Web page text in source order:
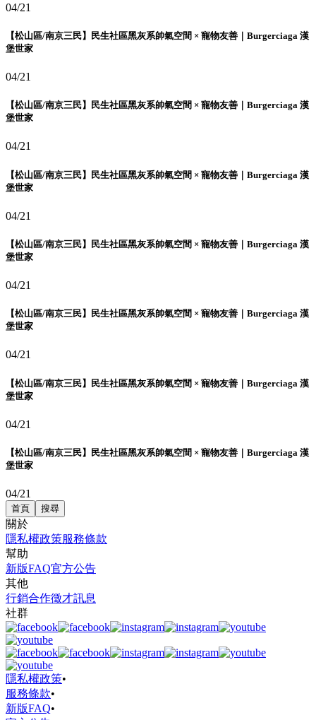
04/21
【松山區/南京三民】民生社區黑灰系帥氣空間 × 寵物友善｜Burgerciaga 漢
堡世家
04/21
【松山區/南京三民】民生社區黑灰系帥氣空間 × 寵物友善｜Burgerciaga 漢
堡世家
04/21
【松山區/南京三民】民生社區黑灰系帥氣空間 × 寵物友善｜Burgerciaga 漢
堡世家
04/21
【松山區/南京三民】民生社區黑灰系帥氣空間 × 寵物友善｜Burgerciaga 漢
堡世家
04/21
【松山區/南京三民】民生社區黑灰系帥氣空間 × 寵物友善｜Burgerciaga 漢
堡世家
04/21
【松山區/南京三民】民生社區黑灰系帥氣空間 × 寵物友善｜Burgerciaga 漢
堡世家
04/21
【松山區/南京三民】民生社區黑灰系帥氣空間 × 寵物友善｜Burgerciaga 漢
堡世家
04/21
首頁 搜尋
關於
隱私權政策服務條款
幫助
新版FAQ官方公告
其他
行銷合作徵才訊息
社群
隱私權政策•
服務條款•
新版FAQ•